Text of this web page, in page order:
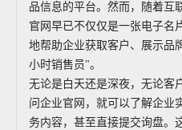
品信息的平台。然而，随着互
官网早已不仅仅是一张电子名
地帮助企业获取客户、展示品
小时销售员"。
无论是白天还是深夜，无论客
问企业官网，就可以了解企业
务内容，甚至直接提交询盘。